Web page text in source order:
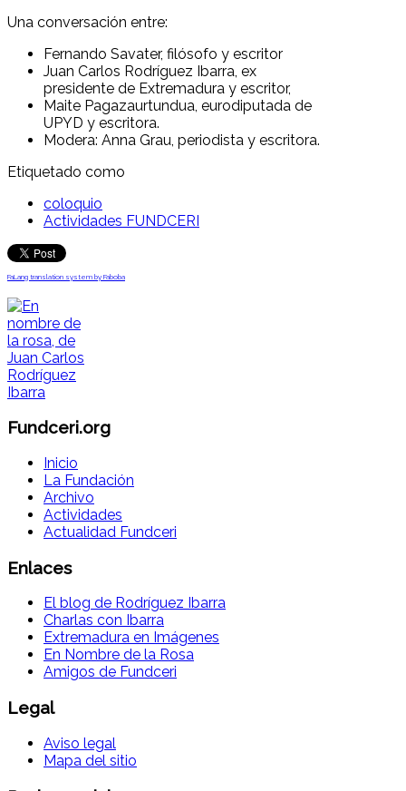
Una conversación entre:
Fernando Savater, filósofo y escritor
Juan Carlos Rodríguez Ibarra, ex
presidente de Extremadura y escritor,
Maite Pagazaurtundua, eurodiputada de
UPYD y escritora.
Modera: Anna Grau, periodista y escritora.
Etiquetado como
coloquio
Actividades FUNDCERI
FaLang translation system by Faboba
Fundceri.org
Inicio
La Fundación
Archivo
Actividades
Actualidad Fundceri
Enlaces
El blog de Rodríguez Ibarra
Charlas con Ibarra
Extremadura en Imágenes
En Nombre de la Rosa
Amigos de Fundceri
Legal
Aviso legal
Mapa del sitio